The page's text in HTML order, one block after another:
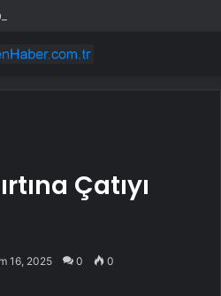
etti
Çatıyı
16, 2025 0 0